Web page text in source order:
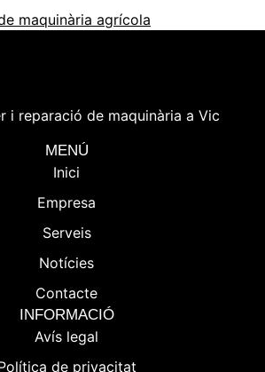
maquinària agrícola
i reparació de maquinària a Vic
MENÚ
Inici
Empresa
Serveis
Notícies
Contacte
INFORMACIÓ
Avís legal
de privacitat